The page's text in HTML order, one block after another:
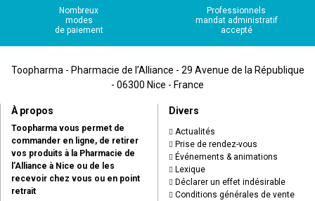
Nombreux
modes
de paiement
Professionnels
mandat administratif
accepté
Toopharma - Pharmacie de l’Alliance - 29 Avenue de la République
- 06300 Nice - France
À propos
Toopharma vous permet de
commander en ligne, de retirer
vos produits à la Pharmacie de
l’Alliance à Nice ou de les
recevoir chez vous ou en point
retrait
Divers
Actualités
Prise de rendez-vous
Événements & animations
Lexique
Déclarer un effet indésirable
Conditions générales de vente